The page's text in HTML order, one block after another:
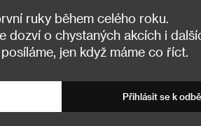
ruky během celého roku.
dozví o chystaných akcích i
jen když máme co říct.
Přihlásit se k